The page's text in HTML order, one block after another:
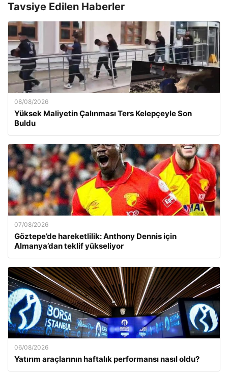
Tavsiye Edilen Haberler
08/08/2026
Yüksek Maliyetin Çalınması Ters Kelepçeyle Son
Buldu
07/08/2026
Göztepe’de hareketlilik: Anthony Dennis için
Almanya’dan teklif yükseliyor
06/08/2026
Yatırım araçlarının haftalık performansı nasıl oldu?